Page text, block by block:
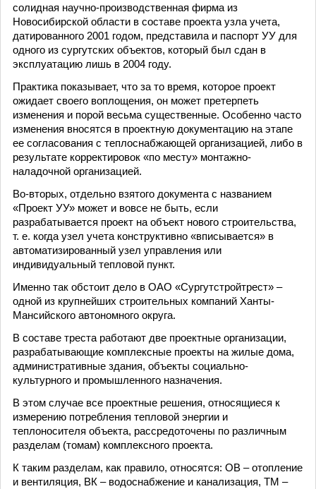
солидная научно-производственная фирма из
Новосибирской области в составе проекта узла учета,
датированного 2001 годом, представила и паспорт УУ для
одного из сургутских объектов, который был сдан в
эксплуатацию лишь в 2004 году.
Практика показывает, что за то время, которое проект
ожидает своего воплощения, он может претерпеть
изменения и порой весьма существенные. Особенно часто
изменения вносятся в проектную документацию на этапе
ее согласования с теплоснабжающей организацией, либо в
результате корректировок «по месту» монтажно-
наладочной организацией.
Во-вторых, отдельно взятого документа с названием
«Проект УУ» может и вовсе не быть, если
разрабатывается проект на объект нового строительства,
т. е. когда узел учета конструктивно «вписывается» в
автоматизированный узел управления или
индивидуальный тепловой пункт.
Именно так обстоит дело в ОАО «Сургутстройтрест» –
одной из крупнейших строительных компаний Ханты-
Мансийского автономного округа.
В составе треста работают две проектные организации,
разрабатывающие комплексные проекты на жилые дома,
административные здания, объекты социально-
культурного и промышленного назначения.
В этом случае все проектные решения, относящиеся к
измерению потребления тепловой энергии и
теплоносителя объекта, рассредоточены по различным
разделам (томам) комплексного проекта.
К таким разделам, как правило, относятся: ОВ – отопление
и вентиляция, ВК – водоснабжение и канализация, ТМ –